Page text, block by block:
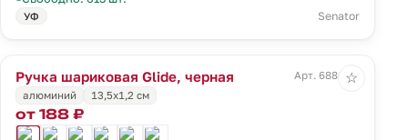
УФ Senator
Ручка шариковая Glide, черная
Арт. 6886.30
алюминий
13,5х1,2 см
от 188 ₽
☆